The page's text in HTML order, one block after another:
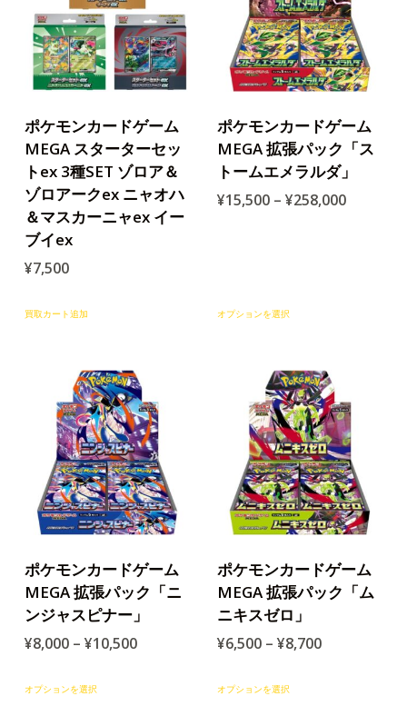
ポケモンカードゲーム
MEGA スターターセッ
トex 3種SET ゾロア＆
ゾロアークex ニャオハ
＆マスカーニャex イー
ブイex
¥7,500
買取カート追加
ポケモンカードゲーム
MEGA 拡張パック「ス
トームエメラルダ」
¥15,500– ¥258,000
オプションを選択
ポケモンカードゲーム
MEGA 拡張パック「ニ
ンジャスピナー」
¥8,000– ¥10,500
オプションを選択
ポケモンカードゲーム
MEGA 拡張パック「ム
ニキスゼロ」
¥6,500– ¥8,700
オプションを選択